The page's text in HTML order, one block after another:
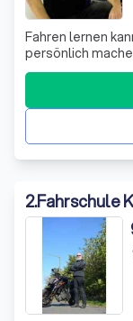
Fahren lernen
persönlich machen den Unterschied! Wir
schon bald
Fahrausbildung
2.Fahrschule